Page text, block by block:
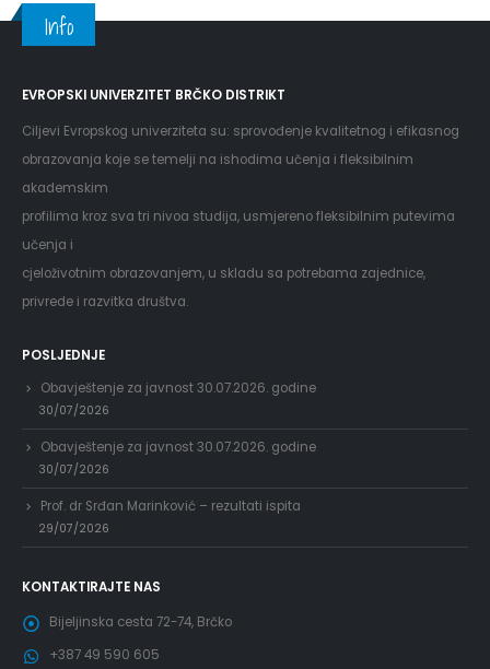
Info
EVROPSKI UNIVERZITET BRČKO DISTRIKT
Ciljevi Evropskog univerziteta su: sprovođenje kvalitetnog i efikasnog
obrazovanja koje se temelji na ishodima učenja i fleksibilnim
akademskim
profilima kroz sva tri nivoa studija, usmjereno fleksibilnim putevima
učenja i
cjeloživotnim obrazovanjem, u skladu sa potrebama zajednice,
privrede i razvitka društva.
POSLJEDNJE
Obavještenje za javnost 30.07.2026. godine
30/07/2026
Obavještenje za javnost 30.07.2026. godine
30/07/2026
Prof. dr Srđan Marinković – rezultati ispita
29/07/2026
KONTAKTIRAJTE NAS
Bijeljinska cesta 72-74, Brčko
+387 49 590 605